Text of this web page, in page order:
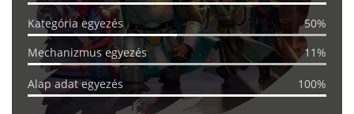
Kategória egyezés
50%
Mechanizmus egyezés
11%
Alap adat egyezés 100%